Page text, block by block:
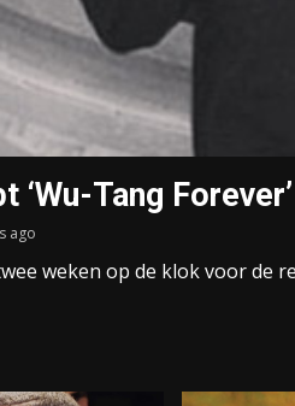
‘Wu-Tang Forever’
ago
weken op de klok voor de